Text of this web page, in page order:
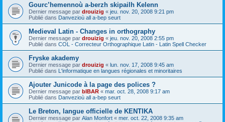
Gourc’hemennoù a-berzh skipailh Kelenn
Dernier message par drouizig « jeu. nov. 20, 2008 9:21 pm
Publié dans Danvezioù all a-bep seurt
Medieval Latin - Changes in orthography
Dernier message par drouizig « jeu. nov. 20, 2008 2:55 pm
Publié dans COL - Correcteur Orthographique Latin - Latin Spell Checker
Fryske akademy
Dernier message par drouizig « lun. nov. 17, 2008 9:45 am
Publié dans L'informatique en langues régionales et minoritaires
Ajouter Junicode à la page des polices ?
Dernier message par bIBAR « mar. oct. 28, 2008 9:17 am
Publié dans Danvezioù all a-bep seurt
Le Breton, langue officielle de KENTIKA
Dernier message par Alan Monfort « mer. oct. 22, 2008 9:35 am